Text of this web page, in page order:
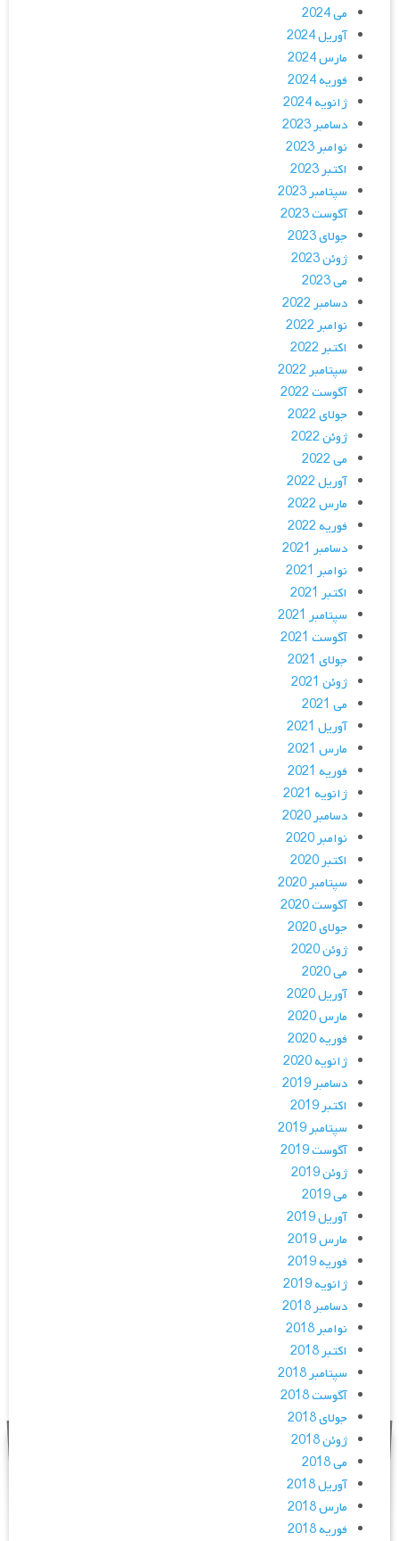
می 2024
آوریل 2024
مارس 2024
فوریه 2024
ژانویه 2024
دسامبر 2023
نوامبر 2023
اکتبر 2023
سپتامبر 2023
آگوست 2023
جولای 2023
ژوئن 2023
می 2023
دسامبر 2022
نوامبر 2022
اکتبر 2022
سپتامبر 2022
آگوست 2022
جولای 2022
ژوئن 2022
می 2022
آوریل 2022
مارس 2022
فوریه 2022
دسامبر 2021
نوامبر 2021
اکتبر 2021
سپتامبر 2021
آگوست 2021
جولای 2021
ژوئن 2021
می 2021
آوریل 2021
مارس 2021
فوریه 2021
ژانویه 2021
دسامبر 2020
نوامبر 2020
اکتبر 2020
سپتامبر 2020
آگوست 2020
جولای 2020
ژوئن 2020
می 2020
آوریل 2020
مارس 2020
فوریه 2020
ژانویه 2020
دسامبر 2019
اکتبر 2019
سپتامبر 2019
آگوست 2019
ژوئن 2019
می 2019
آوریل 2019
مارس 2019
فوریه 2019
ژانویه 2019
دسامبر 2018
نوامبر 2018
اکتبر 2018
سپتامبر 2018
آگوست 2018
جولای 2018
ژوئن 2018
می 2018
آوریل 2018
مارس 2018
فوریه 2018